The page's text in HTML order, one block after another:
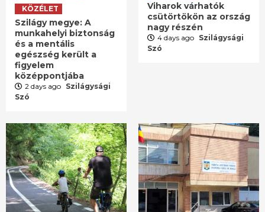
KÖZÉLET
Szilágy megye: A
munkahelyi biztonság
és a mentális
egészség került a
figyelem
középpontjába
2 days ago Szilágysági
Szó
Viharok várhatók
csütörtökön az ország
nagy részén
4 days ago Szilágysági
Szó